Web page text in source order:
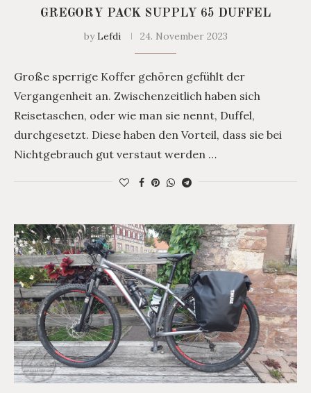
GREGORY PACK SUPPLY 65 DUFFEL
byLefdi 24. November 2023
Große sperrige Koffer gehören gefühlt der
Vergangenheit an. Zwischenzeitlich haben sich
Reisetaschen, oder wie man sie nennt, Duffel,
durchgesetzt. Diese haben den Vorteil, dass sie bei
Nichtgebrauch gut verstaut werden …